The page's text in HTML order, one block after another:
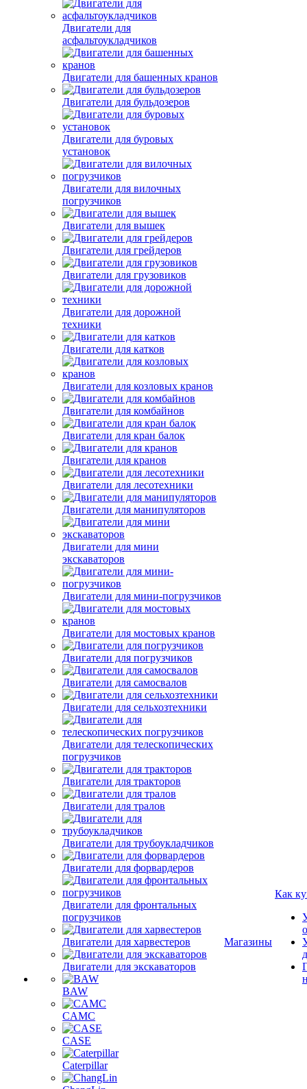
Двигатели для
асфальтоукладчиков
Двигатели для башенных кранов
Двигатели для бульдозеров
Двигатели для буровых
установок
Двигатели для вилочных
погрузчиков
Двигатели для вышек
Двигатели для грейдеров
Двигатели для грузовиков
Двигатели для дорожной
техники
Двигатели для катков
Двигатели для козловых кранов
Двигатели для комбайнов
Двигатели для кран балок
Двигатели для кранов
Двигатели для лесотехники
Двигатели для манипуляторов
Двигатели для мини
экскаваторов
Двигатели для мини-погрузчиков
Двигатели для мостовых кранов
Двигатели для погрузчиков
Двигатели для самосвалов
Двигатели для сельхозтехники
Двигатели для телескопических
погрузчиков
Двигатели для тракторов
Двигатели для тралов
Двигатели для трубоукладчиков
Двигатели для форвардеров
Двигатели для фронтальных
погрузчиков
Двигатели для харвестеров
Двигатели для экскаваторов
BAW
CAMC
CASE
Caterpillar
Магазины
Как